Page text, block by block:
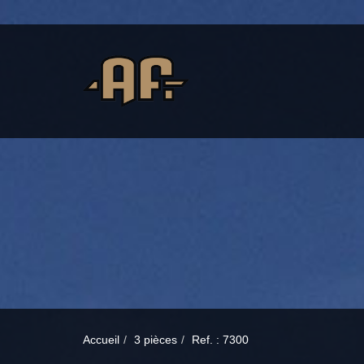
Accueil 3 pièces Ref. : 7300